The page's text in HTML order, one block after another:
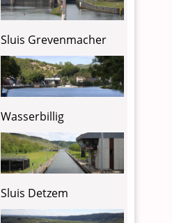
Sluis Grevenmacher
Wasserbillig
Sluis Detzem